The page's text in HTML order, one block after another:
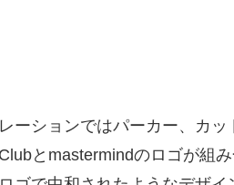
ーションではパーカー、カ
とmastermindのロゴが組